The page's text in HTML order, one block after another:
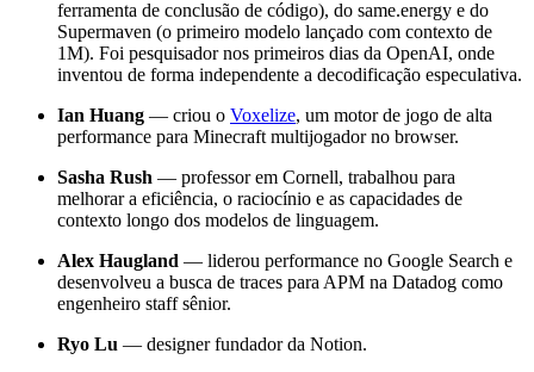
ferramenta de conclusão de código), do same.energy e do
Supermaven (o primeiro modelo lançado com contexto de
1M). Foi pesquisador nos primeiros dias da OpenAI, onde
inventou de forma independente a decodificação especulativa.
Ian Huang — criou o Voxelize, um motor de jogo de alta
performance para Minecraft multijogador no browser.
Sasha Rush — professor em Cornell, trabalhou para
melhorar a eficiência, o raciocínio e as capacidades de
contexto longo dos modelos de linguagem.
Alex Haugland — liderou performance no Google Search e
desenvolveu a busca de traces para APM na Datadog como
engenheiro staff sênior.
Ryo Lu — designer fundador da Notion.